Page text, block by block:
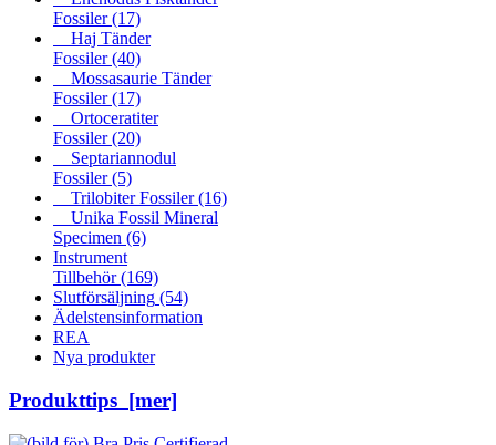
Fossiler(17)
Haj Tänder
Fossiler(40)
Mossasaurie Tänder
Fossiler(17)
Ortoceratiter
Fossiler(20)
Septariannodul
Fossiler(5)
Trilobiter Fossiler(16)
Unika Fossil Mineral
Specimen (6)
Instrument
Tillbehör(169)
Slutförsäljning (54)
Ädelstensinformation
REA
Nya produkter
Produkttips [mer]